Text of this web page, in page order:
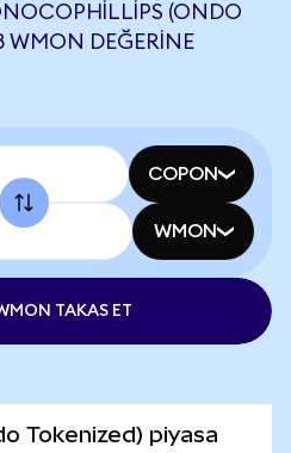
(ONDO
WMON DEĞERINE
COPON
WMON
TAKAS ET
Tokenized) piyasa